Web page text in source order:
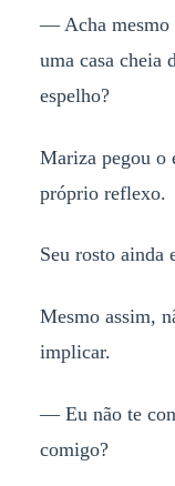
— Acha mesmo
uma casa cheia
espelho?
Mariza pegou o
próprio reflexo.
Seu rosto ainda
Mesmo assim,
implicar.
— Eu não te
comigo?